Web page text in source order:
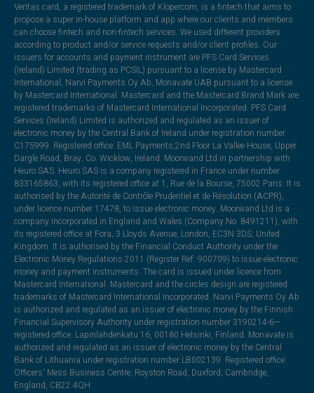
Veritas card, a registered trademark of Klopercom, is a fintech that aims to
propose a super in-house platform and app where our clients and members
can choose fintech and non-fintech services. We used different providers
according to product and/or service requests and/or client profiles. Our
issuers for accounts and payment instrument are PFS Card Services
(Ireland) Limited (trading as PCSIL) pursuant to a license by Mastercard
International, Narvi Payments Oy Ab, Monavate UAB pursuant to a license
by Mastercard International. Mastercard and the Mastercard Brand Mark are
registered trademarks of Mastercard International Incorporated. PFS Card
Services (Ireland) Limited is authorized and regulated as an issuer of
electronic money by the Central Bank of Ireland under registration number
C175999. Registered office: EML Payments,2nd Floor La Vallee House, Upper
Dargle Road, Bray, Co. Wicklow, Ireland. Moorwand Ltd in partnership with
Heuro SAS. Heuro SAS is a company registered in France under number
833165863, with its registered office at 1, Rue de la Bourse, 75002 Paris. It is
authorised by the Autorité de Contrôle Prudentiel et de Résolution (ACPR),
under licence number 17478, to issue electronic money. Moorwand Ltd is a
company incorporated in England and Wales (Company No. 8491211), with
its registered office at Fora, 3 Lloyds Avenue, London, EC3N 3DS, United
Kingdom. It is authorised by the Financial Conduct Authority under the
Electronic Money Regulations 2011 (Register Ref: 900709) to issue electronic
money and payment instruments. The card is issued under licence from
Mastercard International. Mastercard and the circles design are registered
trademarks of Mastercard International Incorporated. Narvi Payments Oy Ab
is authorized and regulated as an issuer of electronic money by the Finnish
Financial Supervisory Authority under registration number 3190214-6—
registered office: Lapinlahdenkatu 16, 00180 Helsinki, Finland. Monavate is
authorized and regulated as an issuer of electronic money by the Central
Bank of Lithuania under registration number LB002139. Registered office:
Officers' Mess Business Centre, Royston Road, Duxford, Cambridge,
England, CB22 4QH.